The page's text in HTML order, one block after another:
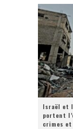
Israël et
portent
crimes